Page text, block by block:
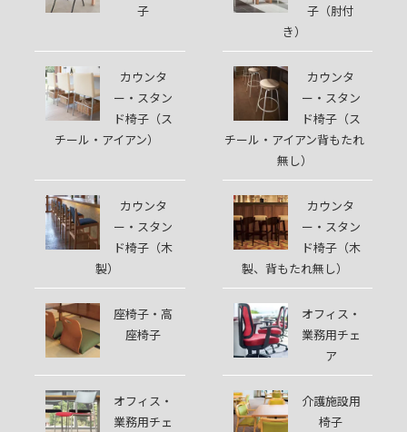
子
子（肘付
き）
カウンタ
ー・スタン
ド椅子（ス
チール・アイアン）
カウンタ
ー・スタン
ド椅子（ス
チール・アイアン背もたれ
無し）
カウンタ
ー・スタン
ド椅子（木
製）
カウンタ
ー・スタン
ド椅子（木
製、背もたれ無し）
座椅子・高
座椅子
オフィス・
業務用チェ
ア
オフィス・
業務用チェ
介護施設用
椅子